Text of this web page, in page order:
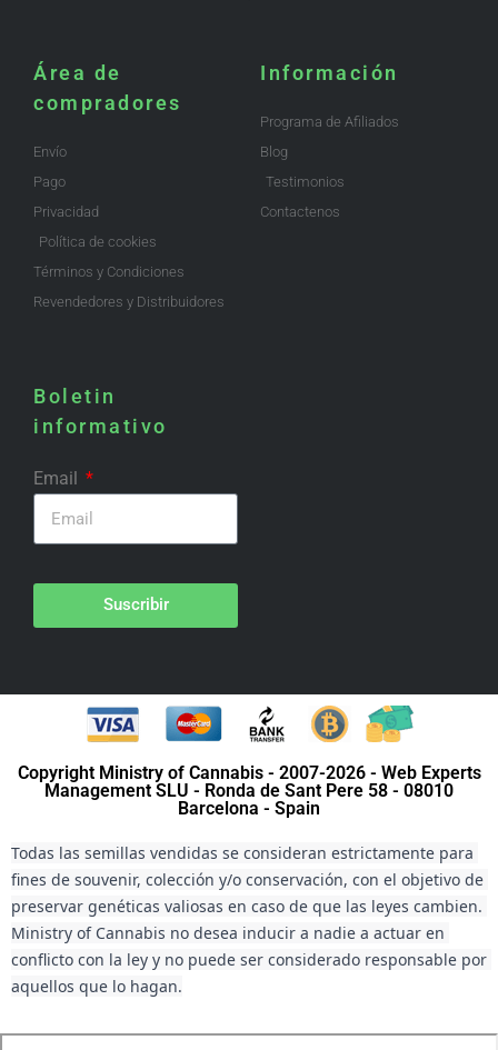
Área de
compradores
Envío
Pago
Privacidad
Política de cookies
Términos y Condiciones
Revendedores y Distribuidores
Información
Programa de Afiliados
Blog
Testimonios
Contactenos
Boletin
informativo
Email
Suscribir
Copyright Ministry of Cannabis - 2007-2026 - Web Experts
Management SLU - Ronda de Sant Pere 58 - 08010
Barcelona - Spain
Todas las semillas vendidas se consideran estrictamente para
fines de souvenir, colección y/o conservación, con el objetivo de
preservar genéticas valiosas en caso de que las leyes cambien.
Ministry of Cannabis no desea inducir a nadie a actuar en
conflicto con la ley y no puede ser considerado responsable por
aquellos que lo hagan.